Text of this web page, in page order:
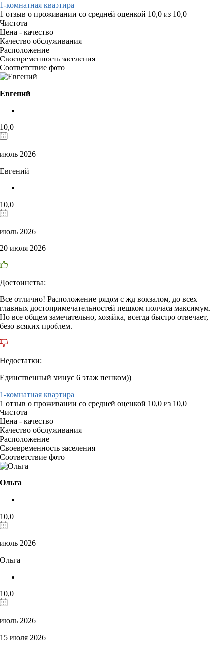
1-комнатная квартира
1 отзыв о проживании со средней оценкой 10,0 из 10,0
Чистота
Цена - качество
Качество обслуживания
Расположение
Своевременность заселения
Соответствие фото
Евгений
10,0
июль 2026
Евгений
10,0
июль 2026
20 июля 2026
Достоинства:
Все отлично! Расположение рядом с жд вокзалом, до всех
главных достопримечательностей пешком полчаса максимум.
Но все общем замечательно, хозяйка, всегда быстро отвечает,
безо всяких проблем.
Недостатки:
Единственный минус 6 этаж пешком))
1-комнатная квартира
1 отзыв о проживании со средней оценкой 10,0 из 10,0
Чистота
Цена - качество
Качество обслуживания
Расположение
Своевременность заселения
Соответствие фото
Ольга
10,0
июль 2026
Ольга
10,0
июль 2026
15 июля 2026